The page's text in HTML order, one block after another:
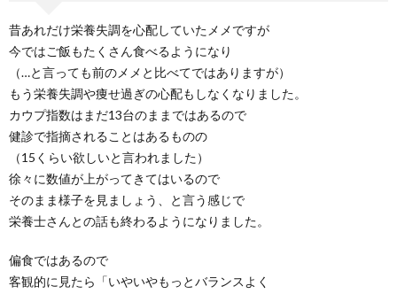
昔あれだけ栄養失調を心配していたメメですが
今ではご飯もたくさん食べるようになり
（…と言っても前のメメと比べてではありますが）
もう栄養失調や痩せ過ぎの心配もしなくなりました。
カウプ指数はまだ13台のままではあるので
健診で指摘されることはあるものの
（15くらい欲しいと言われました）
徐々に数値が上がってきてはいるので
そのまま様子を見ましょう、と言う感じで
栄養士さんとの話も終わるようになりました。
偏食ではあるので
客観的に見たら「いやいやもっとバランスよく